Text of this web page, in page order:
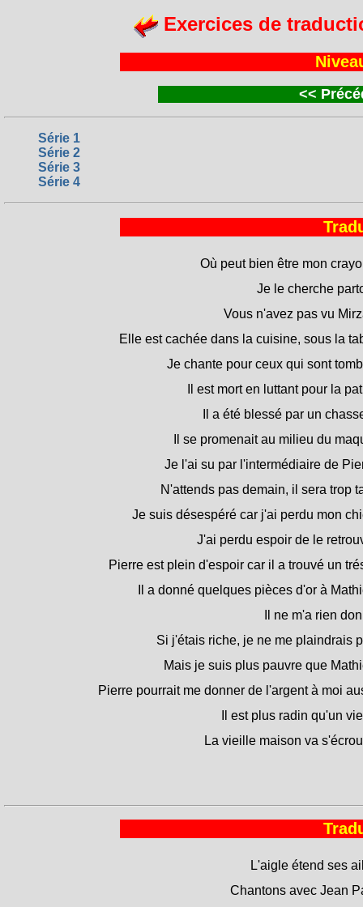
Exercices de
<<
Série 1
Série 2
Série 3
Série 4
Où peut bien être mon
Je le cherche
Vous n'avez pas vu
Elle est cachée dans la cuisine, sous la
Je chante pour ceux qui sont
Il est mort en luttant pour la
Il a été blessé par un
Il se promenait au milieu du
Je l'ai su par l'intermédiaire de
N'attends pas demain, il sera trop
Je suis désespéré car j'ai perdu mon
J'ai perdu espoir de le
Pierre est plein d'espoir car il a trouvé un
Il a donné quelques pièces d'or à
Il ne m'a rien
Si j'étais riche, je ne me plaindrais
Mais je suis plus pauvre que
Pierre pourrait me donner de l'argent à moi
Il est plus radin qu'un
La vieille maison va
L'aigle étend ses
Chantons avec Jean